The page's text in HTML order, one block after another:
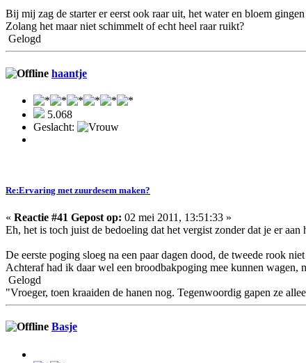
Bij mij zag de starter er eerst ook raar uit, het water en bloem
Zolang het maar niet schimmelt of echt heel raar ruikt?
Gelogd
haantje
5.068
Geslacht:
Re:Ervaring met zuurdesem maken?
« Reactie #41 Gepost op: 02 mei 2011, 13:51:33 »
Eh, het is toch juist de bedoeling dat het vergist zonder dat je er aan
De eerste poging sloeg na een paar dagen dood, de tweede rook
Achteraf had ik daar wel een broodbakpoging mee kunnen wagen,
Gelogd
"Vroeger, toen kraaiden de hanen nog. Tegenwoordig gapen ze
Basje